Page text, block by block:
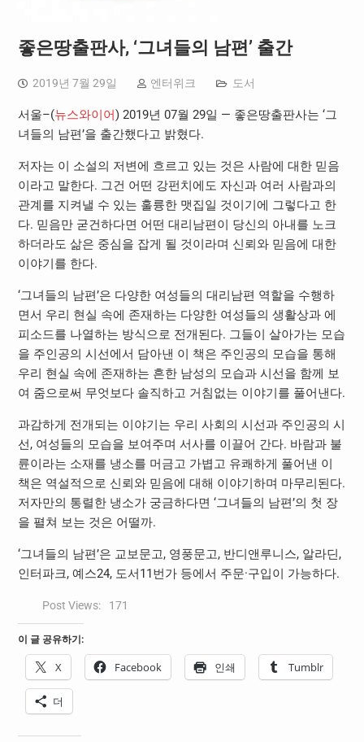
좋은땅출판사, ‘그녀들의 남편’ 출간
2019년 7월 29일 엔터위크 도서
서울–(뉴스와이어) 2019년 07월 29일 — 좋은땅출판사는 ‘그
녀들의 남편’을 출간했다고 밝혔다.
저자는 이 소설의 저변에 흐르고 있는 것은 사람에 대한 믿음
이라고 말한다. 그건 어떤 강펀치에도 자신과 여러 사람과의
관계를 지켜낼 수 있는 훌륭한 맷집일 것이기에 그렇다고 한
다. 믿음만 굳건하다면 어떤 대리남편이 당신의 아내를 노크
하더라도 삶은 중심을 잡게 될 것이라며 신뢰와 믿음에 대한
이야기를 한다.
‘그녀들의 남편’은 다양한 여성들의 대리남편 역할을 수행하
면서 우리 현실 속에 존재하는 다양한 여성들의 생활상과 에
피소드를 나열하는 방식으로 전개된다. 그들이 살아가는 모습
을 주인공의 시선에서 담아낸 이 책은 주인공의 모습을 통해
우리 현실 속에 존재하는 흔한 남성의 모습과 시선을 함께 보
여 줌으로써 무엇보다 솔직하고 거침없는 이야기를 풀어낸다.
과감하게 전개되는 이야기는 우리 사회의 시선과 주인공의 시
선, 여성들의 모습을 보여주며 서사를 이끌어 간다. 바람과 불
륜이라는 소재를 냉소를 머금고 가볍고 유쾌하게 풀어낸 이
책은 역설적으로 신뢰와 믿음에 대해 이야기하며 마무리된다.
저자만의 통렬한 냉소가 궁금하다면 ‘그녀들의 남편’의 첫 장
을 펼쳐 보는 것은 어떨까.
‘그녀들의 남편’은 교보문고, 영풍문고, 반디앤루니스, 알라딘,
인터파크, 예스24, 도서11번가 등에서 주문·구입이 가능하다.
Post Views: 171
이 글 공유하기:
X Facebook 인쇄 Tumblr
더